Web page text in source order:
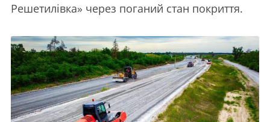
Решетилівка» через поганий стан покриття.